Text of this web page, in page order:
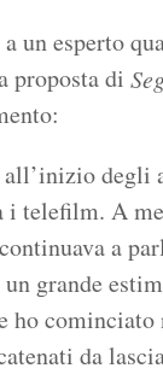
un esperto
proposta di
all’inizio
i telefilm. A
a
un grande
ho
da